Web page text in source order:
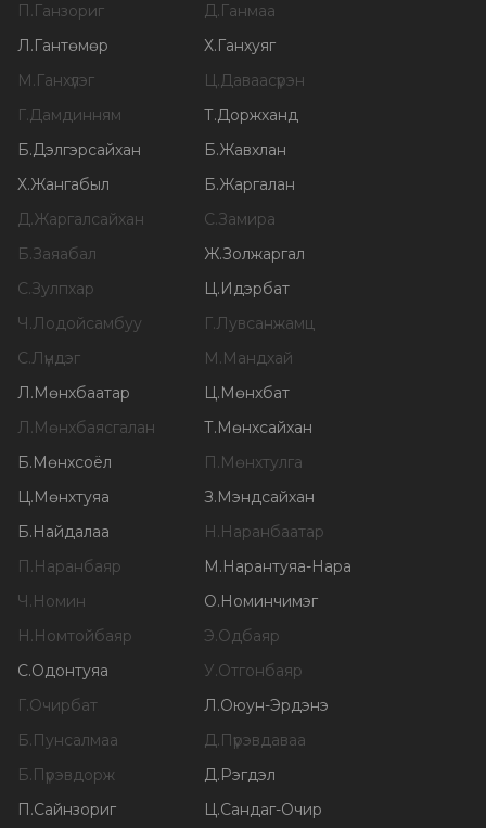
П.Ганзориг Д.Ганмаа
Л.Гантөмөр Х.Ганхуяг
М.Ганхүлэг Ц.Даваасүрэн
Г.Дамдинням Т.Доржханд
Б.Дэлгэрсайхан Б.Жавхлан
Х.Жангабыл Б.Жаргалан
Д.Жаргалсайхан С.Замира
Б.Заяабал Ж.Золжаргал
С.Зулпхар Ц.Идэрбат
Ч.Лодойсамбуу Г.Лувсанжамц
С.Лүндэг М.Мандхай
Л.Мөнхбаатар Ц.Мөнхбат
Л.Мөнхбаясгалан Т.Мөнхсайхан
Б.Мөнхсоёл П.Мөнхтулга
Ц.Мөнхтуяа З.Мэндсайхан
Б.Найдалаа Н.Наранбаатар
П.Наранбаяр М.Нарантуяа-Нара
Ч.Номин О.Номинчимэг
Н.Номтойбаяр Э.Одбаяр
С.Одонтуяа У.Отгонбаяр
Г.Очирбат Л.Оюун-Эрдэнэ
Б.Пунсалмаа Д.Пүрэвдаваа
Б.Пүрэвдорж Д.Рэгдэл
П.Сайнзориг Ц.Сандаг-Очир